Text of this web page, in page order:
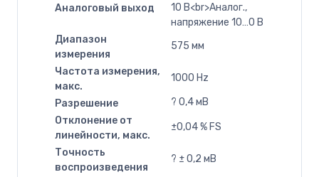
Аналоговый выход
10 В<br>Аналог.,
напряжение 10…0 В
Диапазон
измерения
575 мм
Частота измерения,
макс.
1000 Hz
Разрешение
? 0,4 мВ
Отклонение от
линейности, макс.
±0,04 % FS
Точность
воспроизведения
? ± 0,2 мВ